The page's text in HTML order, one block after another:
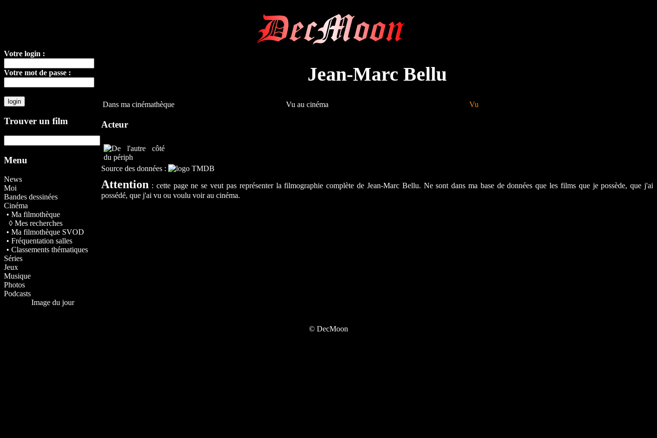
DecMoon
Votre login :
Votre mot de passe :
Trouver un film
Menu
News
Moi
Bandes dessinées
Cinéma
• Ma filmothèque
◊ Mes recherches
• Ma filmothèque SVOD
• Fréquentation salles
• Classements thématiques
Séries
Jeux
Musique
Photos
Podcasts
Image du jour
Jean-Marc Bellu
Dans ma cinémathèque Vu au cinéma Vu
Acteur
Source des données :
Attention : cette page ne se veut pas représenter la filmographie complète de Jean-Marc Bellu. Ne sont dans ma base de données que les films que je possède, que j'ai
possédé, que j'ai vu ou voulu voir au cinéma.
© DecMoon